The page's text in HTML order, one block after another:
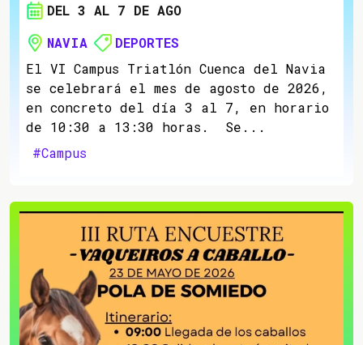
DEL 3 AL 7 DE AGO
NAVIA
DEPORTES
El VI Campus Triatlón Cuenca del Navia
se celebrará el mes de agosto de 2026,
en concreto del día 3 al 7, en horario
de 10:30 a 13:30 horas. Se...
#Campus